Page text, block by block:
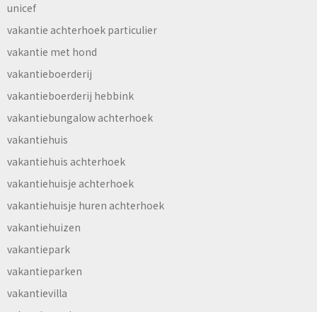
unicef
vakantie achterhoek particulier
vakantie met hond
vakantieboerderij
vakantieboerderij hebbink
vakantiebungalow achterhoek
vakantiehuis
vakantiehuis achterhoek
vakantiehuisje achterhoek
vakantiehuisje huren achterhoek
vakantiehuizen
vakantiepark
vakantieparken
vakantievilla